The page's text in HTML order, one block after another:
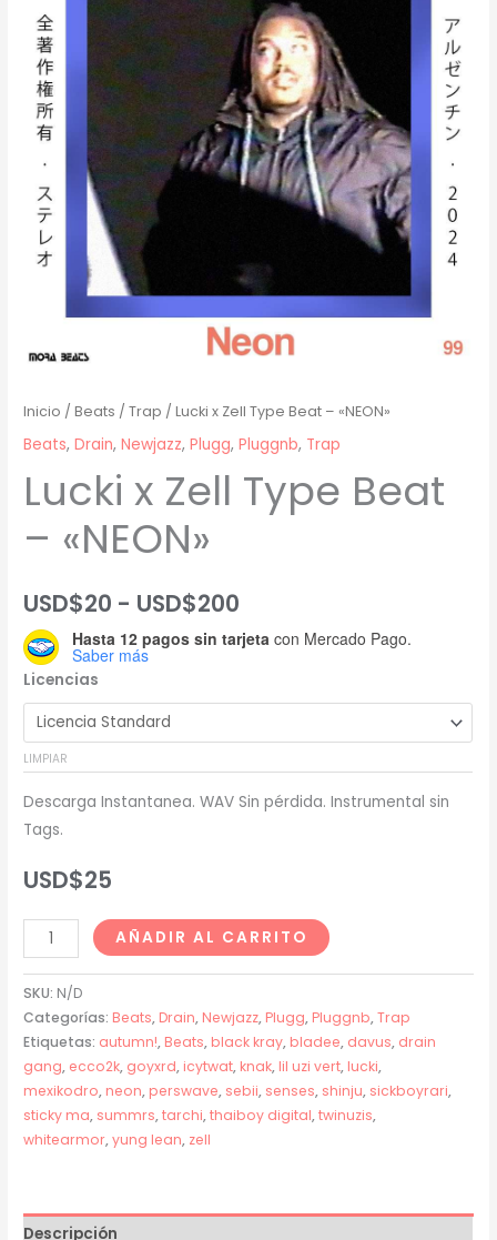
Inicio /Beats /Trap / Lucki x Zell Type Beat – «NEON»
Beats,Drain,Newjazz,Plugg,Pluggnb, Trap
Lucki x Zell Type Beat
– «NEON»
USD$20 - USD$200
de
USD$20
hasta
Hasta 12 pagos sin tarjeta con Mercado Pago.
Saber más
Licencias
LIMPIAR
Descarga Instantanea. WAV Sin pérdida. Instrumental sin
Tags.
USD$25
Lucki
x
Zell
Type
Beat
-
"NEON"
cantidad
AÑADIR AL CARRITO
SKU: N/D
Categorías: Beats, Drain, Newjazz, Plugg, Pluggnb,Trap
Etiquetas: autumn!, Beats, black kray, bladee, davus, drain
gang, ecco2k, goyxrd, icytwat, knak, lil uzi vert, lucki,
mexikodro, neon, perswave, sebii, senses, shinju, sickboyrari,
sticky ma, summrs,tarchi,thaiboy digital,twinuzis,
whitearmor,yung lean, zell
Descripción